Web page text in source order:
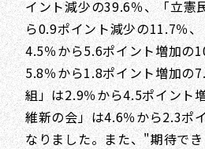
イント減少の39.6％、「立憲
ら0.9ポイント減少の11.7％
4.5％から5.6ポイント増加の
5.8％から1.8ポイント増加の
組」は2.9％から4.5ポイント
維新の会」は4.6％から2.3ポ
なりました。また、"期待で